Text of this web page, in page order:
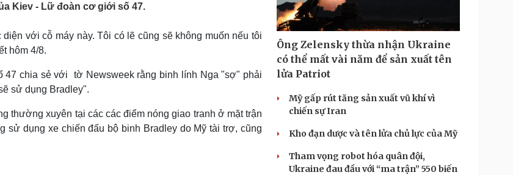
Vì cộng đồng
hóa
học
nhạc
sản
Giải trí
Thời trang
Du lịch
Săn Tour
check-in
Podcast
Câu chuyện thời sự
Kể chuyện cho bé
Kiev - Lữ đoàn cơ giới số 47.
với cỗ máy này. Tôi có lẽ cũng sẽ không muốn nếu tôi
hôm 4/8.
chia sẻ với tờ Newsweek rằng binh lính Nga "sợ" phải
sử dụng Bradley".
thường xuyên tại các các điểm nóng giao tranh ở mặt trận
dụng xe chiến đấu bộ binh Bradley do Mỹ tài trợ, cũng
Ông Zelensky thừa nhận Ukraine
có thể mất vài năm để sản xuất tên
lửa Patriot
Mỹ gấp rút tăng sản xuất vũ khí vì
chiến sự Iran
Kho đạn dược và tên lửa chủ lực của Mỹ
Tham vọng robot hóa quân đội,
Ukraine đau đầu với “ma trận” 550 biến